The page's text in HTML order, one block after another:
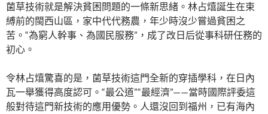
菌草技術就是解決貧困問題的一條新思緒。林占熺誕生在束
縛前的閩西山區，家中代代務農，年少時沒少嘗過貧困之
苦。“為窮人幹事、為國民服務”，成了改日后從事科研任務的
初心。
令林占熺驚喜的是，菌草技術這門全新的穿插學科，在日內
瓦一舉獲得高度認可。“最公道”“最經濟”——當時國際評委這
般對待這門新技術的應用優勢。人還沒回到福州，已有海內